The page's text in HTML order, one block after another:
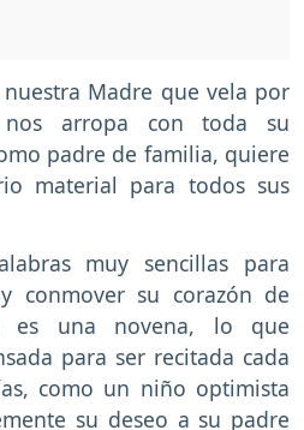
Madre que vela por
nos arropa con toda su
padre de familia, quiere
material para todos sus
muy sencillas para
conmover su corazón de
es una novena, lo que
para ser recitada cada
como un niño optimista
su deseo a su padre